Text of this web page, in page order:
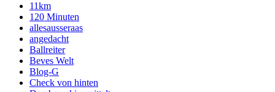
11km
120 Minuten
allesausseraas
angedacht
Ballreiter
Beves Welt
Blog-G
Check von hinten